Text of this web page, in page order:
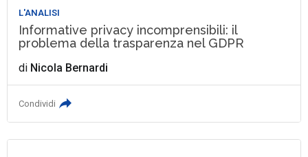
L'ANALISI
Informative privacy incomprensibili: il
problema della trasparenza nel GDPR
di Nicola Bernardi
Condividi